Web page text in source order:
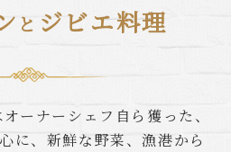
と ジビエ料理
ーナーシェフ自ら獲った、
に、 新鮮な野菜、漁港から